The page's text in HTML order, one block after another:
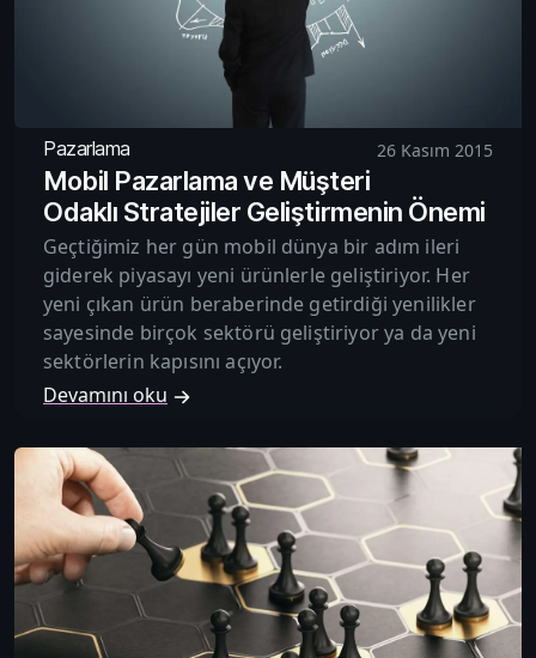
26 Kasım 2015
Pazarlama
Mobil Pazarlama ve Müşteri
Odaklı Stratejiler Geliştirmenin Önemi
Geçtiğimiz her gün mobil dünya bir adım ileri
giderek piyasayı yeni ürünlerle geliştiriyor. Her
yeni çıkan ürün beraberinde getirdiği yenilikler
sayesinde birçok sektörü geliştiriyor ya da yeni
sektörlerin kapısını açıyor.
Devamını oku